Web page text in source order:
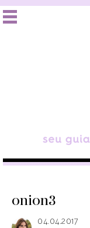
onion3
04.04.2017